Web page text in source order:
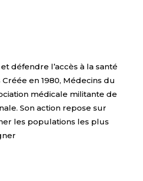
défendre l’accès à la santé
en 1980, Médecins du
médicale militante de
Son action repose sur
les populations les plus